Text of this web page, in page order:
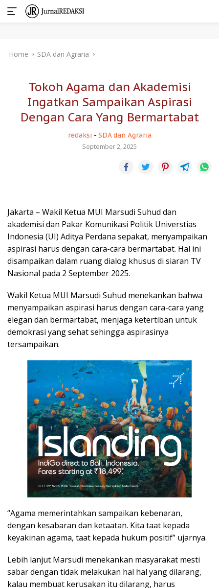
Home SDA dan Agraria
Tokoh Agama dan Akademisi
Ingatkan Sampaikan Aspirasi
Dengan Cara Yang Bermartabat
redaksi - SDA dan Agraria
September 2, 2025
Jakarta – Wakil Ketua MUI Marsudi Suhud dan
akademisi dan Pakar Komunikasi Politik Universtias
Indonesia (UI) Aditya Perdana sepakat, menyampaikan
aspirasi harus dengan cara-cara bermartabat. Hal ini
disampaikan dalam ruang dialog khusus di siaran TV
Nasional pada 2 September 2025.
Wakil Ketua MUI Marsudi Suhud menekankan bahwa
menyampaikan aspirasi harus dengan cara-cara yang
elegan dan bermartabat, menjaga ketertiban untuk
demokrasi yang sehat sehingga aspirasinya
tersampaikan.
“Agama memerintahkan sampaikan kebenaran,
dengan kesabaran dan ketaatan. Kita taat kepada
keyakinan agama, taat kepada hukum positif” ujarnya.
Lebih lanjut Marsudi menekankan masyarakat mesti
sabar dengan tidak melakukan hal hal yang dilarang,
kalau membuat kerusakan itu dilarang, harus